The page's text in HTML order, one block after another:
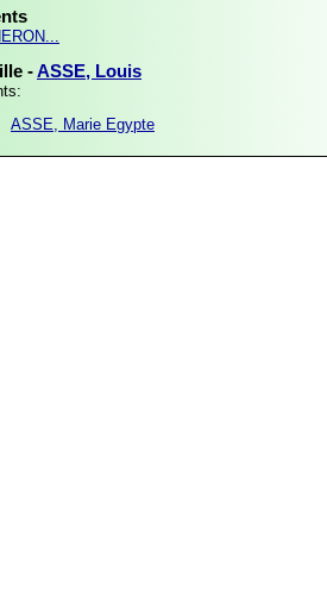
-ASSE, Louis
ASSE, Marie Egypte